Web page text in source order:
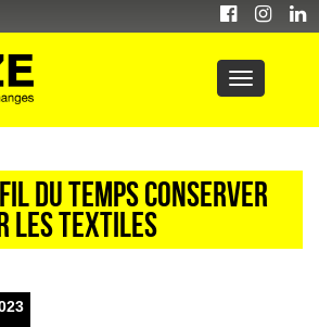
TEMPS CONSERVER
LES TEXTILES